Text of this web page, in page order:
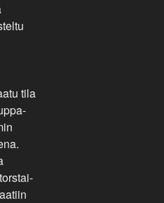
tila